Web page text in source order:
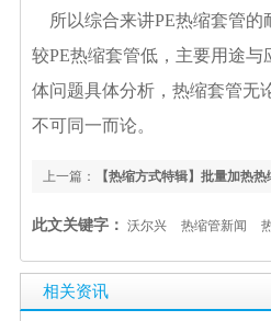
所以综合来讲PE热缩套管的
较PE热缩套管低，主要用途
体问题具体分析，热缩套管无
不可同一而论。
上一篇： 【热缩方式特辑】批量加热
此文关键字： 沃尔兴 热缩管新闻
相关资讯